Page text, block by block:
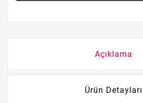
Açıklama
Ürün Detayları